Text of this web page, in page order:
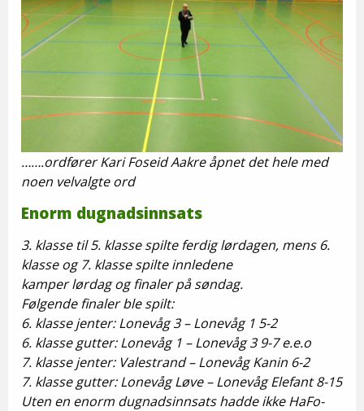
…….ordfører Kari Foseid Aakre åpnet det hele med
noen velvalgte ord
Enorm dugnadsinnsats
3. klasse til 5. klasse spilte ferdig lørdagen, mens 6.
klasse og 7. klasse spilte innledene
kamper lørdag og finaler på søndag.
Følgende finaler ble spilt:
6. klasse jenter: Lonevåg 3 – Lonevåg 1 5-2
6. klasse gutter: Lonevåg 1 – Lonevåg 3 9-7 e.e.o
7. klasse jenter: Valestrand – Lonevåg Kanin 6-2
7. klasse gutter: Lonevåg Løve – Lonevåg Elefant 8-15
Uten en enorm dugnadsinnsats hadde ikke HaFo-